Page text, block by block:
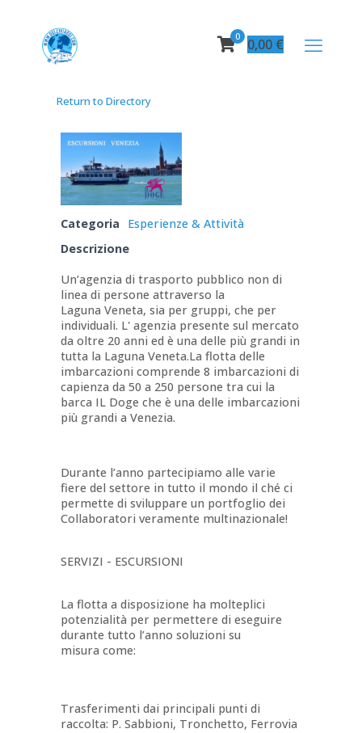
0 0,00 €
Return to Directory
Categoria
Esperienze & Attività
Descrizione
Un’agenzia di trasporto pubblico non di
linea di persone attraverso la
Laguna Veneta, sia per gruppi, che per
individuali. L' agenzia presente sul mercato
da oltre 20 anni ed è una delle più grandi in
tutta la Laguna Veneta.La flotta delle
imbarcazioni comprende 8 imbarcazioni di
capienza da 50 a 250 persone tra cui la
barca IL Doge che è una delle imbarcazioni
più grandi a Venezia.
Durante l’anno partecipiamo alle varie
fiere del settore in tutto il mondo il ché ci
permette di sviluppare un portfoglio dei
Collaboratori veramente multinazionale!
SERVIZI - ESCURSIONI
La flotta a disposizione ha molteplici
potenzialità per permettere di eseguire
durante tutto l’anno soluzioni su
misura come:
Trasferimenti dai principali punti di
raccolta: P. Sabbioni, Tronchetto, Ferrovia